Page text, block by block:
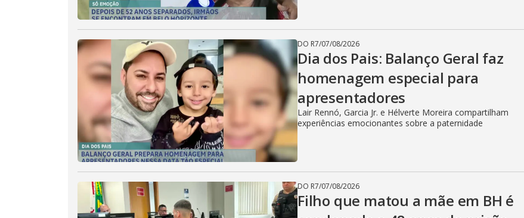
DO R7/07/08/2026
Dia dos Pais: Balanço Geral faz
homenagem especial para
apresentadores
Lair Rennó, Garcia Jr. e Hélverte Moreira compartilham
experiências emocionantes sobre a paternidade
DO R7/07/08/2026
Filho que matou a mãe em BH é